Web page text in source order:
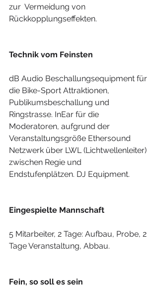
zur  Vermeidung von
Rückkopplungseffekten.
Technik vom Feinsten
dB Audio Beschallungsequipment für
die Bike-Sport Attraktionen,
Publikumsbeschallung und
Ringstrasse. InEar für die
Moderatoren, aufgrund der
Veranstaltungsgröße Ethersound
Netzwerk über LWL (Lichtwellenleiter)
zwischen Regie und
Endstufenplätzen. DJ Equipment.
Eingespielte Mannschaft
5 Mitarbeiter, 2 Tage: Aufbau, Probe, 2
Tage Veranstaltung, Abbau.
Fein, so soll es sein